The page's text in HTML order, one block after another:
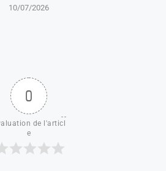
10/07/2026
0
de l'articl
e